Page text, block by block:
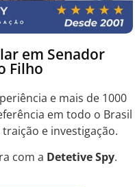
em Senador
Filho
e mais de 1000
em todo o Brasil
e investigação.
com a Detetive Spy.